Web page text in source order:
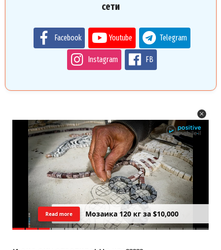
сети
Facebook Youtube Telegram
Instagram FB
Цреда — Самарийский вид на
закатний Тель Авив
Read more